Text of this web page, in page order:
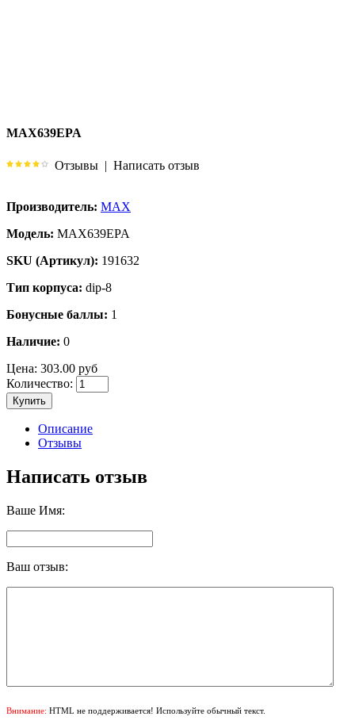
MAX639EPA
Отзывы | Написать отзыв
Производитель: MAX
Модель: MAX639EPA
SKU (Артикул): 191632
Тип корпуса: dip-8
Бонусные баллы: 1
Наличие: 0
Цена: 303.00 руб
Количество:
Купить
Описание
Отзывы
Написать отзыв
Ваше Имя:
Ваш отзыв:
Внимание: HTML не поддерживается! Используйте обычный текст.